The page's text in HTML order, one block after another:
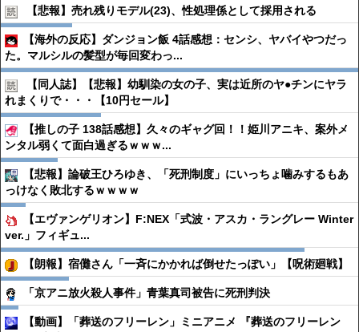
【悲報】売れ残りモデル(23)、性処理係として採用される
【海外の反応】ダンジョン飯 4話感想：センシ、ヤバイやつだっ
た。マルシルの髪型が毎回変わっ...
【同人誌】【悲報】幼馴染の女の子、実は近所のヤ●︎チンにヤラ
れまくりで・・・【10円セール】
【推しの子 138話感想】久々のギャグ回！！姫川アニキ、案外メ
ンタル弱くて面白過ぎるｗｗｗ...
【悲報】論破王ひろゆき、「死刑制度」にいっちょ噛みするもあ
っけなく敗北するｗｗｗｗ
【エヴァンゲリオン】F:NEX「式波・アスカ・ラングレー Winter
ver.」フィギュ...
【朗報】宿儺さん「一斉にかかれば倒せたっぽい」【呪術廻戦】
「京アニ放火殺人事件」青葉真司被告に死刑判決
【動画】「葬送のフリーレン」ミニアニメ 『葬送のフリーレン